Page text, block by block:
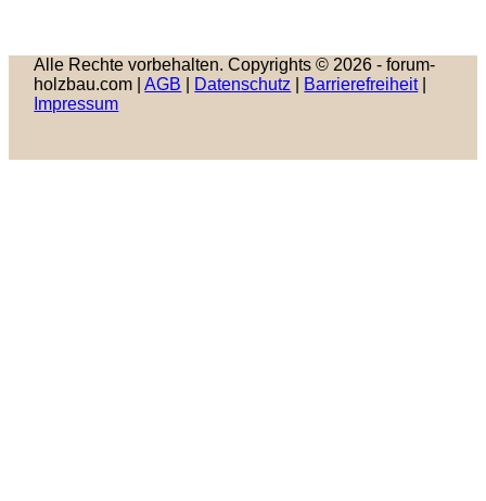
Alle Rechte vorbehalten. Copyrights © 2026 - forum-
holzbau.com |AGB Datenschutz Barrierefreiheit|
Impressum